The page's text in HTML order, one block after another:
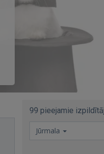
99 pieejamie
Jūrmala